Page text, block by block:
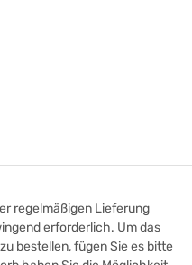
regelmäßigen Lieferung
erforderlich. Um das
bestellen, fügen Sie es bitte